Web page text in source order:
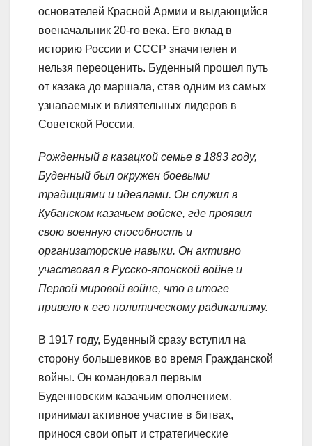
основателей Красной Армии и выдающийся
военачальник 20-го века. Его вклад в
историю России и СССР значителен и
нельзя переоценить. Буденный прошел путь
от казака до маршала, став одним из самых
узнаваемых и влиятельных лидеров в
Советской России.
Рожденный в казацкой семье в 1883 году,
Буденный был окружен боевыми
традициями и идеалами. Он служил в
Кубанском казачьем войске, где проявил
свою военную способность и
организаторские навыки. Он активно
участвовал в Русско-японской войне и
Первой мировой войне, что в итоге
привело к его политическому радикализму.
В 1917 году, Буденный сразу вступил на
сторону большевиков во время Гражданской
войны. Он командовал первым
Буденновским казачьим ополчением,
принимал активное участие в битвах,
принося свои опыт и стратегические